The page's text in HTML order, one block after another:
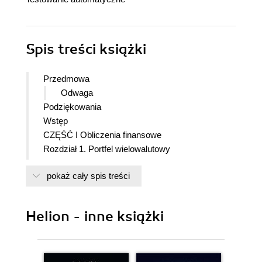
Spis treści książki
Przedmowa
Odwaga
Podziękowania
Wstęp
CZĘŚĆ I Obliczenia finansowe
Rozdział 1. Portfel wielowalutowy
Rozdział 3. Równość dla wszystkich
Rozdział 6. Równość dla wszystkich tak, ale
pokaż cały spis treści
Helion - inne książki